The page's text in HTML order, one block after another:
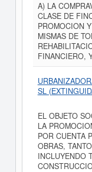
A) LA
CLASE DE
PROMOCION
MISMAS DE
FINANCIERO,
SL
EL OBJETO
LA
POR CUENTA
OBRAS,
INCLUYENDO